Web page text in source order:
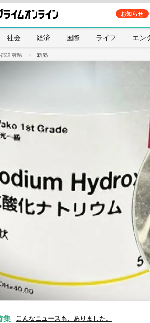
お知らせ
社会 経済 国際 ライフ エン
都道府県 新潟
こんなニュースも、ありました。